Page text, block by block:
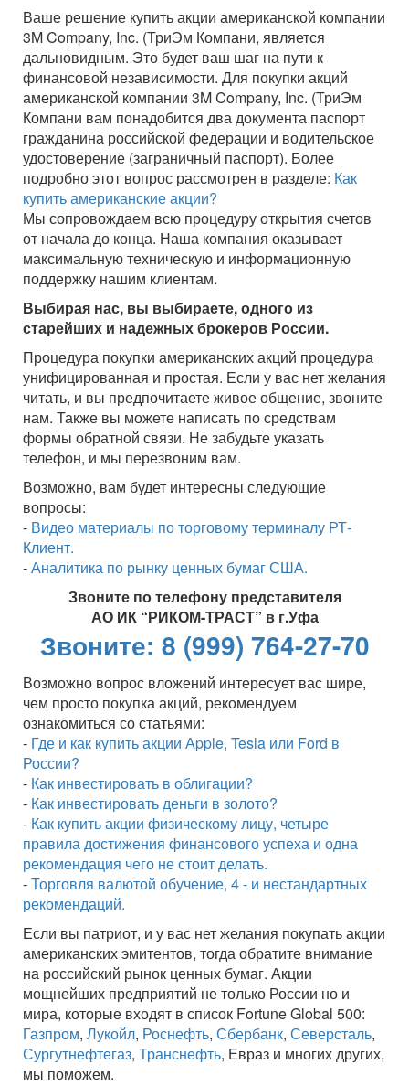
Ваше решение купить акции американской компании
3M Company, Inc. (ТриЭм Компани, является
дальновидным. Это будет ваш шаг на пути к
финансовой независимости. Для покупки акций
американской компании 3M Company, Inc. (ТриЭм
Компани вам понадобится два документа паспорт
гражданина российской федерации и водительское
удостоверение (заграничный паспорт). Более
подробно этот вопрос рассмотрен в разделе: Как
купить американские акции?
Мы сопровождаем всю процедуру открытия счетов
от начала до конца. Наша компания оказывает
максимальную техническую и информационную
поддержку нашим клиентам.
Выбирая нас, вы выбираете, одного из
старейших и надежных брокеров России.
Процедура покупки американских акций процедура
унифицированная и простая. Если у вас нет желания
читать, и вы предпочитаете живое общение, звоните
нам. Также вы можете написать по средствам
формы обратной связи. Не забудьте указать
телефон, и мы перезвоним вам.
Возможно, вам будет интересны следующие
вопросы:
- Видео материалы по торговому терминалу РТ-
Клиент.
-Аналитика по рынку ценных бумаг США.
Звоните по телефону представителя
АО ИК “РИКОМ-ТРАСТ” в г.Уфа
Звоните: 8 (999) 764-27-70
Возможно вопрос вложений интересует вас шире,
чем просто покупка акций, рекомендуем
ознакомиться со статьями:
- Где и как купить акции Аpple, Tesla или Ford в
России?
- Как инвестировать в облигации?
- Как инвестировать деньги в золото?
- Как купить акции физическому лицу, четыре
правила достижения финансового успеха и одна
рекомендация чего не стоит делать.
-Торговля валютой обучение, 4 - и нестандартных
рекомендаций.
Если вы патриот, и у вас нет желания покупать акции
американских эмитентов, тогда обратите внимание
на российский рынок ценных бумаг. Акции
мощнейших предприятий не только России но и
мира, которые входят в список Fortune Global 500:
Газпром, Лукойл, Роснефть, Сбербанк, Северсталь,
Сургутнефтегаз, Транснефть, Евраз и многих других,
мы поможем.